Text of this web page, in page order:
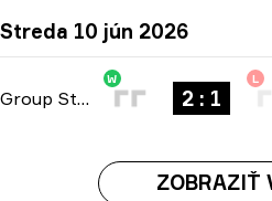
Streda 10 jún 2026
Group Stage -bo3
W
2 : 1
L
ZOBRAZIŤ